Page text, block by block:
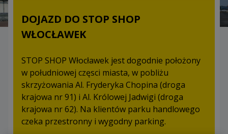
DOJAZD DO STOP SHOP
WŁOCŁAWEK
STOP SHOP Włocławek jest dogodnie położony
w południowej częsci miasta, w pobliżu
skrzyżowania Al. Fryderyka Chopina (droga
krajowa nr 91) i Al. Królowej Jadwigi (droga
krajowa nr 62). Na klientów parku handlowego
czeka przestronny i wygodny parking.